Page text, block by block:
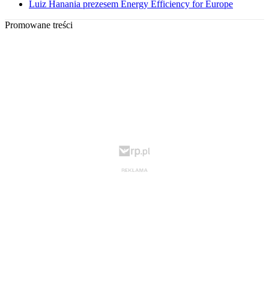
Luiz Hanania prezesem Energy Efficiency for Europe
Promowane treści